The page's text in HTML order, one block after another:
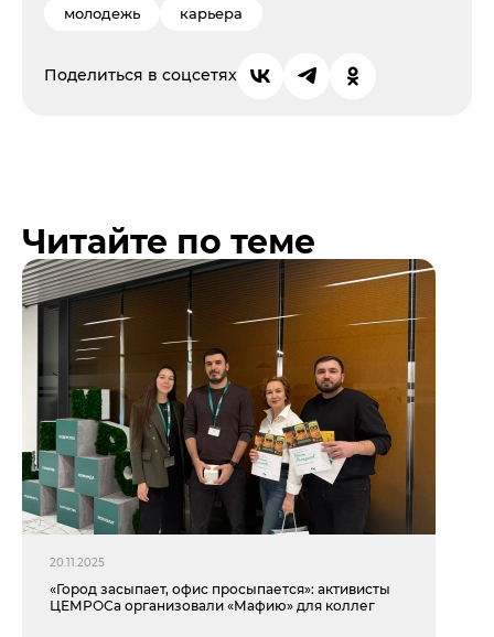
молодежь карьера
Поделиться в соцсетях
Читайте по теме
20.11.2025
«Город засыпает, офис просыпается»: активисты
ЦЕМРОСа организовали «Мафию» для коллег